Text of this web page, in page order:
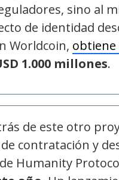
sino al
de identidad
Worldcoin,
1.000 millones.
de este otro
contratación y
Humanity